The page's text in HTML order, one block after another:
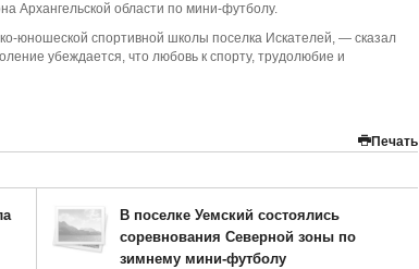
Архангельской области по мини-футболу.
юношеской спортивной школы поселка Искателей, — сказал
убеждается, что любовь к спорту, трудолюбие и
Печать
В поселке Уемский состоялись
соревнования Северной зоны по
зимнему мини-футболу